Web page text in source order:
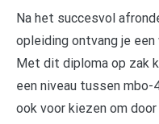
Na het succesvol
opleiding ontvang je
Met dit diploma op zak
een niveau tussen mbo-
ook voor kiezen om